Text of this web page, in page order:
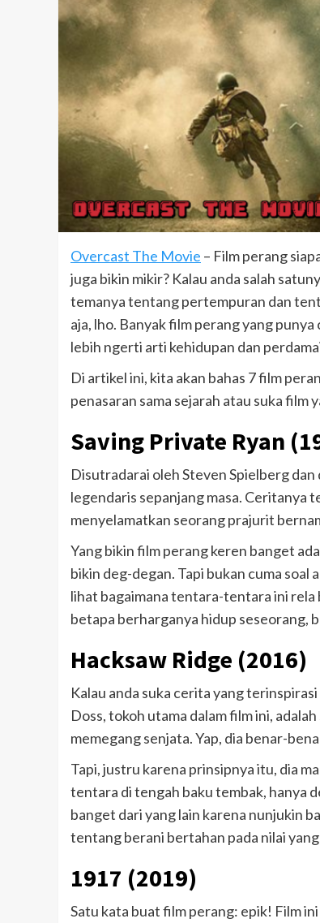
Overcast The Movie – Film perang
juga bikin mikir? Kalau anda salah
temanya tentang pertempuran dan
aja, lho. Banyak film perang yang
lebih ngerti arti kehidupan dan
Di artikel ini, kita akan bahas 7 film
penasaran sama sejarah atau suka film
Saving Private Ryan
Disutradarai oleh Steven Spielberg
legendaris sepanjang masa. Ceritanya
menyelamatkan seorang prajurit
Yang bikin film perang keren banget
bikin deg-degan. Tapi bukan cuma soal
lihat bagaimana tentara-tentara ini rela
betapa berharganya hidup seseorang,
Hacksaw Ridge (2016)
Kalau anda suka cerita yang
Doss, tokoh utama dalam film ini,
memegang senjata. Yap, dia benar-
Tapi, justru karena prinsipnya itu, dia
tentara di tengah baku tembak, hanya
banget dari yang lain karena nunjukin
tentang berani bertahan pada nilai
1917 (2019)
Satu kata buat film perang: epik! Film